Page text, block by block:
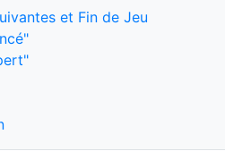
et Fin de Jeu